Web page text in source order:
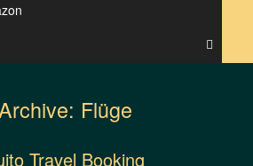
Flüge
Travel Booking